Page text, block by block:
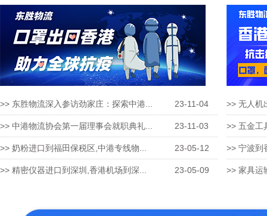
>> 东胜物流深入参访劲家庄：探索中港... 23-11-04
>> 中港物流协会第一届理事会就职典礼... 23-11-03
>> 奶粉进口到福田保税区,中港专线物... 23-05-12
>> 精密仪器进口到深圳,香港机场到深... 23-05-09
>> 无人机
>> 五金工
>> 宁波到
>> 家具运